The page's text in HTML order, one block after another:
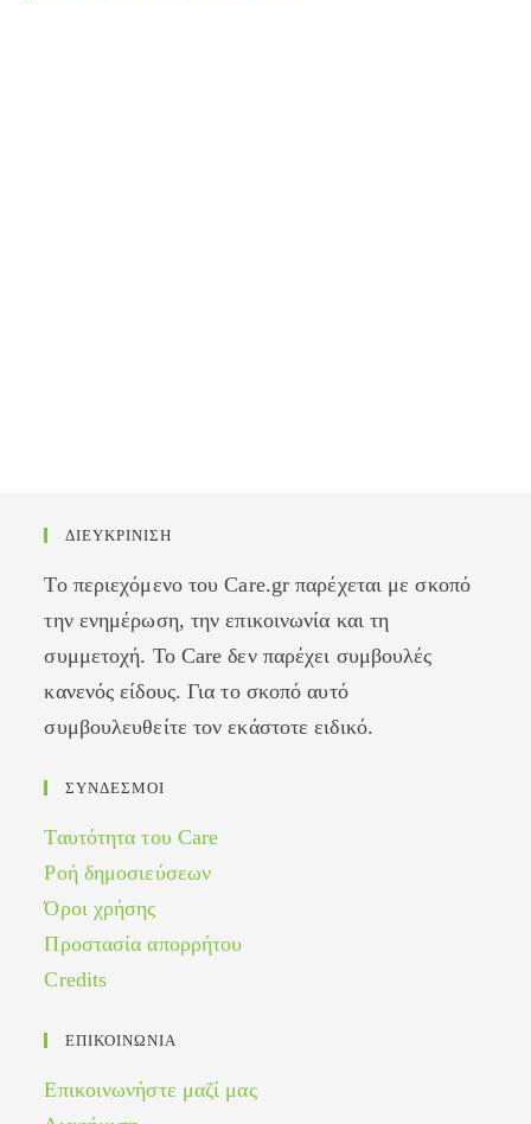
ΔΙΕΥΚΡΙΝΙΣΗ
Το περιεχόμενο του Care.gr παρέχεται με σκοπό
την ενημέρωση, την επικοινωνία και τη
συμμετοχή. Το Care δεν παρέχει συμβουλές
κανενός είδους. Για το σκοπό αυτό
συμβουλευθείτε τον εκάστοτε ειδικό.
ΣΥΝΔΕΣΜΟΙ
Ταυτότητα του Care
Ροή δημοσιεύσεων
Όροι χρήσης
Προστασία απορρήτου
Credits
ΕΠΙΚΟΙΝΩΝΙΑ
Επικοινωνήστε μαζί μας